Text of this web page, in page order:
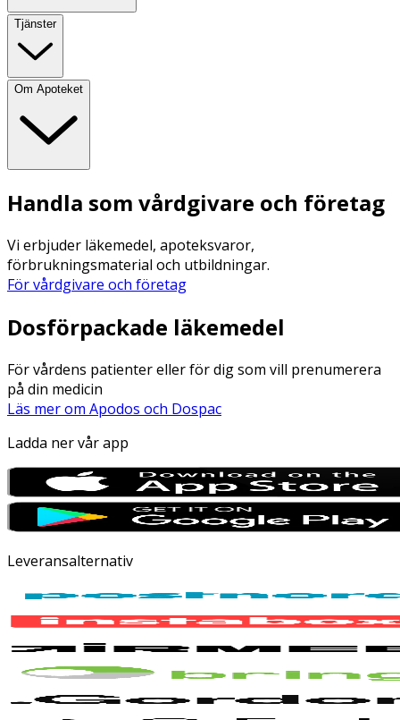
Tjänster
Om Apoteket
Handla som vårdgivare och företag
Vi erbjuder läkemedel, apoteksvaror,
förbrukningsmaterial och utbildningar.
För vårdgivare och företag
Dosförpackade läkemedel
För vårdens patienter eller för dig som vill prenumerera
på din medicin
Läs mer om Apodos och Dospac
Ladda ner vår app
Leveransalternativ